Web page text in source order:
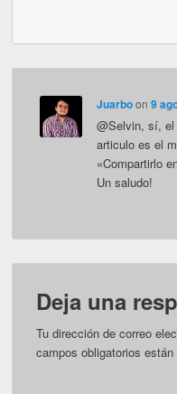
Juarboon 9
@Selvin, sí, el
articulo es el
«Compartirlo
Un saludo!
Deja una
Tu dirección de correo
campos obligatorios